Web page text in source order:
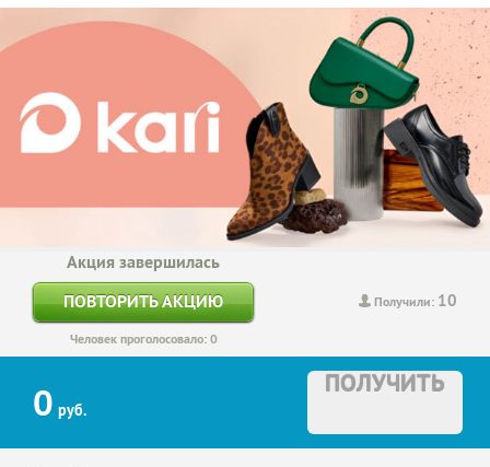
Получили: 10
Акция завершилась
ПОВТОРИТЬ АКЦИЮ
Человек проголосовало: 0
0 руб.
ПОЛУЧИТЬ